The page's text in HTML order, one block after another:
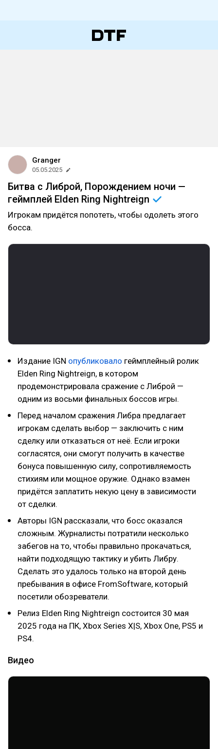
Granger
05.05.2025
Битва с Либрой, Порождением ночи —
геймплей Elden Ring Nightreign
Игрокам придётся попотеть, чтобы одолеть этого
босса.
Издание IGN опубликовало геймплейный ролик
Elden Ring Nightreign, в котором
продемонстрировала сражение с Либрой —
одним из восьми финальных боссов игры.
Перед началом сражения Либра предлагает
игрокам сделать выбор — заключить с ним
сделку или отказаться от неё. Если игроки
согласятся, они смогут получить в качестве
бонуса повышенную силу, сопротивляемость
стихиям или мощное оружие. Однако взамен
придётся заплатить некую цену в зависимости
от сделки.
Авторы IGN рассказали, что босс оказался
сложным. Журналисты потратили несколько
забегов на то, чтобы правильно прокачаться,
найти подходящую тактику и убить Либру.
Сделать это удалось только на второй день
пребывания в офисе FromSoftware, который
посетили обозреватели.
Релиз Elden Ring Nightreign состоится 30 мая
2025 года на ПК, Xbox Series X|S, Xbox One, PS5 и
PS4.
Видео